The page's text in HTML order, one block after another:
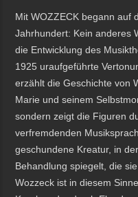
Mit WOZZECK begann auf
Jahrhundert: Kein anderes
die Entwicklung des
1925 uraufgeführte
erzählt die Geschichte von
Marie und seinem
sondern zeigt die Figuren
verfremdenden
geschundene Kreatur, in
Behandlung spiegelt, die
Wozzeck ist in diesem